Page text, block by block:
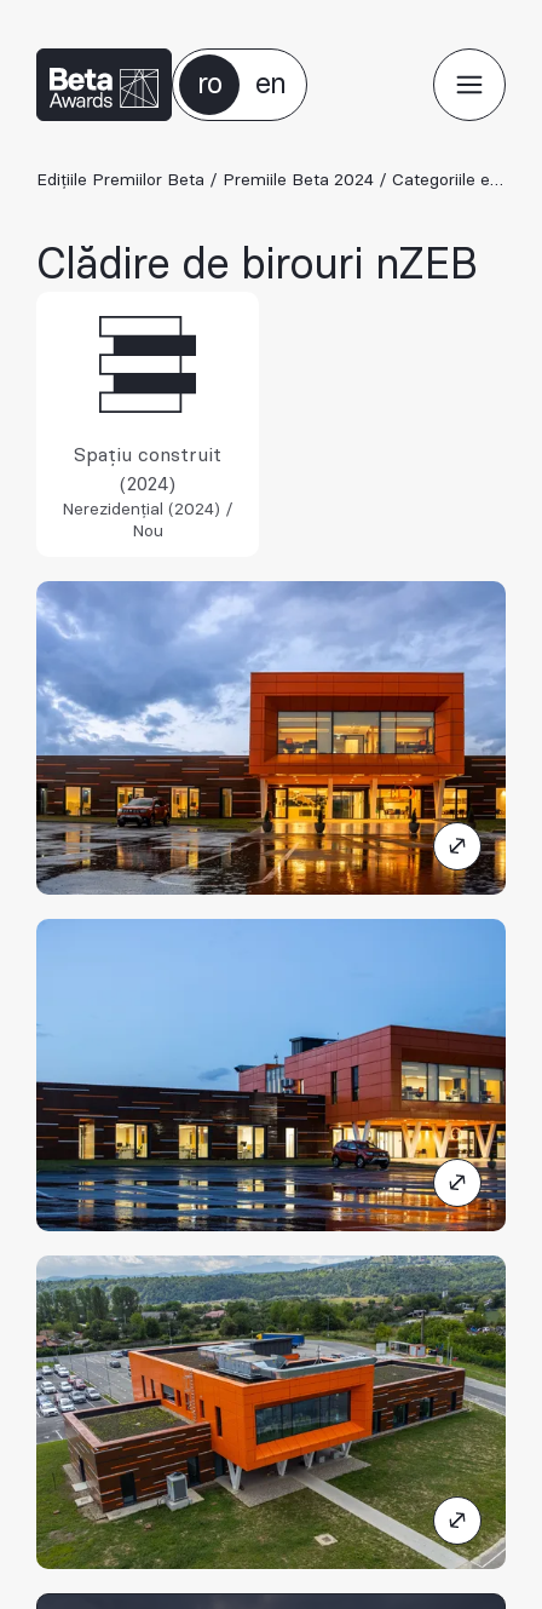
ro en
Edițiile Premiilor Beta / Premiile Beta 2024 / Categoriile ediției 2024
Clădire de birouri nZEB
Spațiu construit
(2024)
Nerezidențial (2024) /
Nou